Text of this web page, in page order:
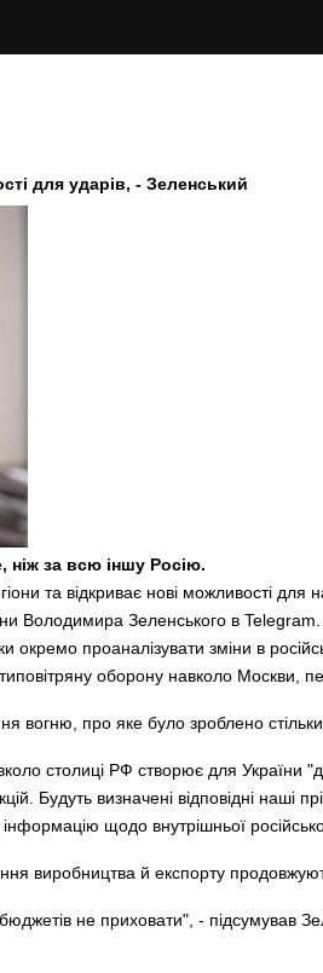
для ударів, - Зеленський
ніж за всю іншу Росію.
та відкриває нові можливості для
Володимира Зеленського в
проаналізувати зміни в
оборону навколо Москви,
вогню, про яке було зроблено
столиці РФ створює для України
Будуть визначені відповідні наші
щодо внутрішньої російської
виробництва й експорту
не приховати", - підсумував